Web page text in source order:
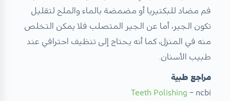
فم مضاد للبكتيريا أو مضمضة بالماء والملح لتقليل
تكون الجير، أما عن الجير المتصلب فلا يمكن التخلص
منه في المنزل، كما أنه يحتاج إلى تنظيف احترافي عند
طبيب الأسنان.
مراجع طبية
Teeth Polishing – ncbi